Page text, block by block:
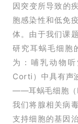
因突变所导致的
胞感染性和低免
体。由于我们课
研究耳蜗毛细胞
为：哺乳动物
Corti）中具有声
——耳蜗毛细胞（
我们将腺相关病
支持细胞的基因